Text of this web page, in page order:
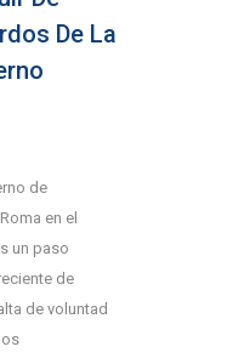
De La
de
en el
un paso
de
de voluntad